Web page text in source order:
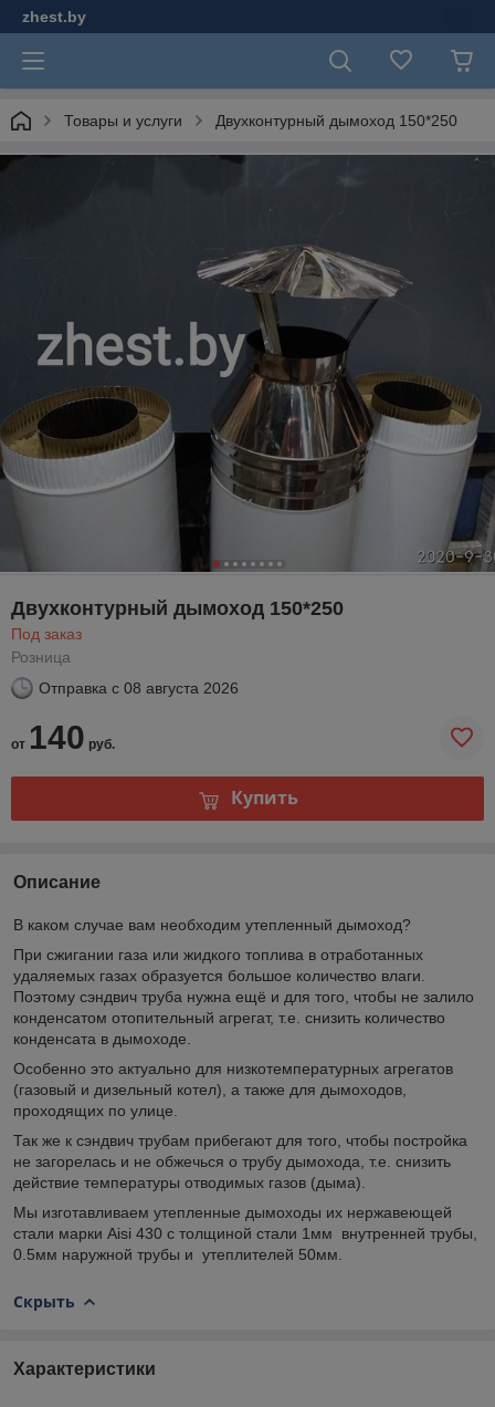
zhest.by
Товары и услуги Двухконтурный дымоход 150*250
Двухконтурный дымоход 150*250
Под заказ
Розница
Отправка с 08 августа 2026
от 140 руб.
Купить
Описание
В каком случае вам необходим утепленный дымоход?
При сжигании газа или жидкого топлива в отработанных
удаляемых газах образуется большое количество влаги.
Поэтому сэндвич труба нужна ещё и для того, чтобы не залило
конденсатом отопительный агрегат, т.е. снизить количество
конденсата в дымоходе.
Особенно это актуально для низкотемпературных агрегатов
(газовый и дизельный котел), а также для дымоходов,
проходящих по улице.
Так же к сэндвич трубам прибегают для того, чтобы постройка
не загорелась и не обжечься о трубу дымохода, т.е. снизить
действие температуры отводимых газов (дыма).
Мы изготавливаем утепленные дымоходы их нержавеющей
стали марки Aisi 430 с толщиной стали 1мм внутренней трубы,
0.5мм наружной трубы и утеплителей 50мм.
Скрыть
Характеристики